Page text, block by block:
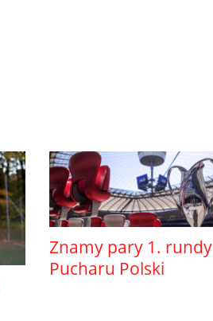
Znamy pary 1. rundy
Pucharu Polski